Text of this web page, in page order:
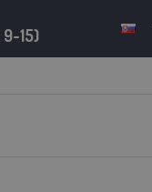
9-15)